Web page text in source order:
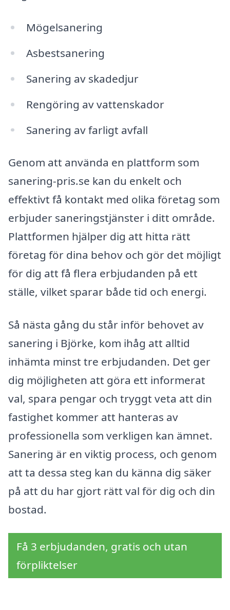
Mögelsanering
Asbestsanering
Sanering av skadedjur
Rengöring av vattenskador
Sanering av farligt avfall
Genom att använda en plattform som
sanering-pris.se kan du enkelt och
effektivt få kontakt med olika företag som
erbjuder saneringstjänster i ditt område.
Plattformen hjälper dig att hitta rätt
företag för dina behov och gör det möjligt
för dig att få flera erbjudanden på ett
ställe, vilket sparar både tid och energi.
Så nästa gång du står inför behovet av
sanering i Björke, kom ihåg att alltid
inhämta minst tre erbjudanden. Det ger
dig möjligheten att göra ett informerat
val, spara pengar och tryggt veta att din
fastighet kommer att hanteras av
professionella som verkligen kan ämnet.
Sanering är en viktig process, och genom
att ta dessa steg kan du känna dig säker
på att du har gjort rätt val för dig och din
bostad.
Få 3 erbjudanden, gratis och utan
förpliktelser